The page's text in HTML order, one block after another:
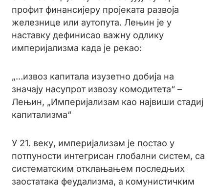
профит финансијеру пројеката развоја
железнице или аутопута. Лењин је у
наставку дефинисао важну одлику
империјализма када је рекао:
„...извоз капитала изузетно добија на
значају насупрот извозу комодитета“ –
Лењин, „Империјализам као највиши стадиј
капитализма“
У 21. веку, империјализам је постао у
потпуности интегрисан глобални систем, са
систематским отклањањем последњих
заостатака феудализма, а комунистичким